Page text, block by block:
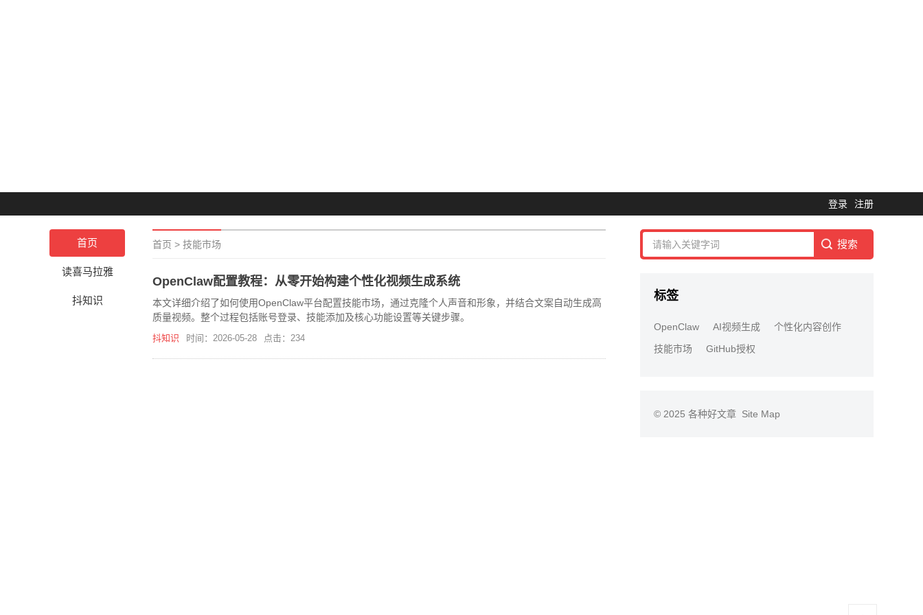
登录 注册
首页
读喜马拉雅
抖知识
首页 > 技能市场
OpenClaw配置教程：从零开始构建个性化视频生成系统
本文详细介绍了如何使用OpenClaw平台配置技能市场，通过克隆个人声音和形象，并结合文案自动生成高
质量视频。整个过程包括账号登录、技能添加及核心功能设置等关键步骤。
抖知识 时间：2026-05-28 点击：234
标签
OpenClaw AI视频生成
个性化内容创作
技能市场
GitHub授权
© 2025 各种好文章 Site Map